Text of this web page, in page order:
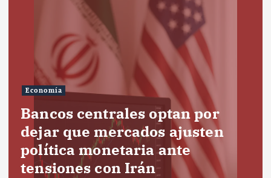
Economía
Bancos centrales optan por
dejar que mercados ajusten
política monetaria ante
tensiones con Irán